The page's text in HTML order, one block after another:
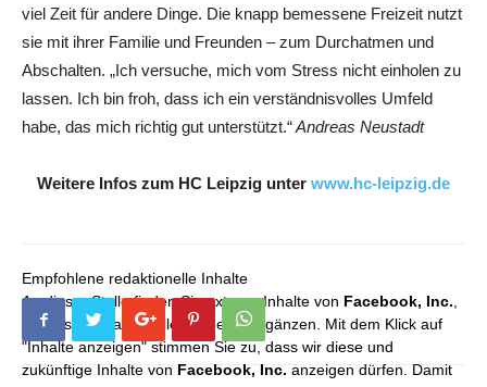
viel Zeit für andere Dinge. Die knapp bemessene Freizeit nutzt
sie mit ihrer Familie und Freunden – zum Durchatmen und
Abschalten. „Ich versuche, mich vom Stress nicht einholen zu
lassen. Ich bin froh, dass ich ein verständnisvolles Umfeld
habe, das mich richtig gut unterstützt.“Andreas Neustadt
Weitere Infos zum HC Leipzig unter www.hc-leipzig.de
Empfohlene redaktionelle Inhalte
An dieser Stelle finden Sie externe Inhalte von Facebook, Inc.
die unser redaktionelles Angebot ergänzen. Mit dem Klick auf
"Inhalte anzeigen" stimmen Sie zu, dass wir diese und
zukünftige Inhalte von Facebook, Inc. anzeigen dürfen. Damit